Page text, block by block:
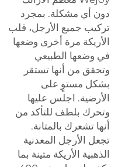
دون أي مشكلة. بمجرد
تركيب جميع الأرجل، قلب
الأريكة مرة أخرى وضعها
في وضعها الطبيعي
وتحقق من أنها تستقر
بشكل مستوٍ على
الأرضية. اجلس عليها
وتحرك بلطف للتأكد من
أنها تشعرك بالمتانة.
تجعل الأرجل المعدنية
الذهبية الأريكة متينة بما